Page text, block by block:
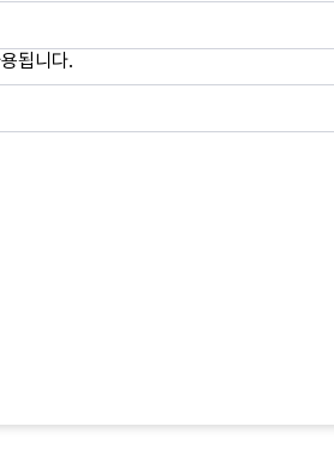
됩니다.